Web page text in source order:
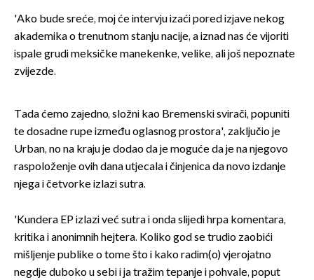
'Ako bude sreće, moj će intervju izaći pored izjave nekog
akademika o trenutnom stanju nacije, a iznad nas će vijoriti
ispale grudi meksičke manekenke, velike, ali još nepoznate
zvijezde.
Tada ćemo zajedno, složni kao Bremenski svirači, popuniti
te dosadne rupe između oglasnog prostora', zaključio je
Urban, no na kraju je dodao da je moguće da je na njegovo
raspoloženje ovih dana utjecala i činjenica da novo izdanje
njega i četvorke izlazi sutra.
'Kundera EP izlazi već sutra i onda slijedi hrpa komentara,
kritika i anonimnih hejtera. Koliko god se trudio zaobići
mišljenje publike o tome što i kako radim(o) vjerojatno
negdje duboko u sebi i ja tražim tepanje i pohvale, poput